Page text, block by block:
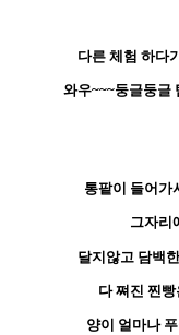
다른 체험 하다
와우~~~둥글둥글
통팥이 들어가
그자리
달지않고 담백
다 쪄진 찐
양이 얼마나